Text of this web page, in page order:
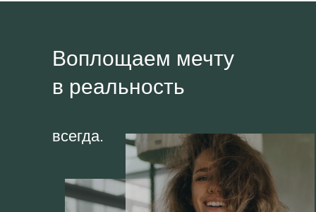
Воплощаем мечту
в реальность
всегда.